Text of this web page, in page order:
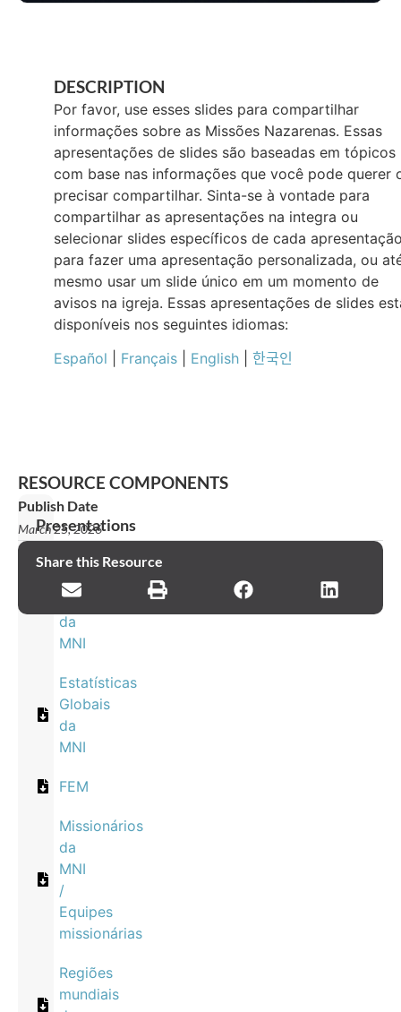
DESCRIPTION
Por favor, use esses slides para compartilhar
informações sobre as Missões Nazarenas. Essas
apresentações de slides são baseadas em tópicos
com base nas informações que você pode querer
precisar compartilhar. Sinta-se à vontade para
compartilhar as apresentações na integra ou
selecionar slides específicos de cada
para fazer uma apresentação personalizada, ou
mesmo usar um slide único em um momento de
avisos na igreja. Essas apresentações de slides
disponíveis nos seguintes idiomas:
Español
Français English 한국인
RESOURCE COMPONENTS
Presentations
Declaração
de
missão
da
MNI
Estatísticas
Globais
da
MNI
FEM
Missionários
da
MNI
/
Equipes
missionárias
Regiões
mundiais
Publish Date
March 25, 2026
Share this Resource